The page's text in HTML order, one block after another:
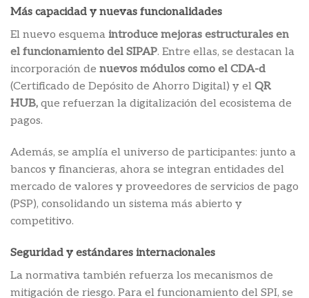
Más capacidad y nuevas funcionalidades
El nuevo esquema introduce mejoras estructurales en
el funcionamiento del SIPAP. Entre ellas, se destacan la
incorporación de nuevos módulos como el CDA-d
(Certificado de Depósito de Ahorro Digital) y el QR
HUB, que refuerzan la digitalización del ecosistema de
pagos.
Además, se amplía el universo de participantes: junto a
bancos y financieras, ahora se integran entidades del
mercado de valores y proveedores de servicios de pago
(PSP), consolidando un sistema más abierto y
competitivo.
Seguridad y estándares internacionales
La normativa también refuerza los mecanismos de
mitigación de riesgo. Para el funcionamiento del SPI, se